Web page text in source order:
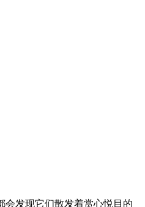
会发现它们散发着赏心悦目的